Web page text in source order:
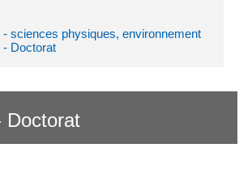
sciences physiques, environnement
Doctorat
Doctorat